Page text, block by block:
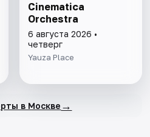
Cinematica
Orchestra
6 августа 2026 •
четверг
Yauza Place
в Москве →